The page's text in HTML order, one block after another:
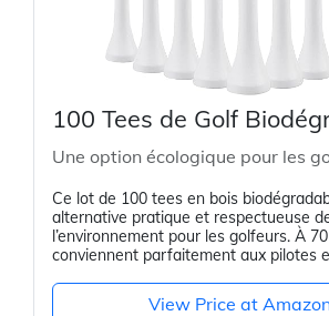
100 Tees de Golf
Une option écologique pour les
Ce lot de 100 tees en bois
alternative pratique et respectueuse
l’environnement pour les golfeurs. À
conviennent parfaitement aux pilotes
View Price at